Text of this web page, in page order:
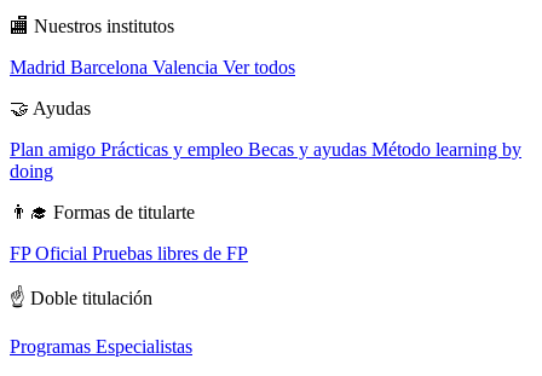
🏬 Nuestros institutos
Madrid Barcelona Valencia Ver todos
🤝 Ayudas
Plan amigo Prácticas y empleo Becas y ayudas Método learning by
doing
👨‍🎓 Formas de titularte
FP Oficial Pruebas libres de FP
☝️ Doble titulación
Programas Especialistas